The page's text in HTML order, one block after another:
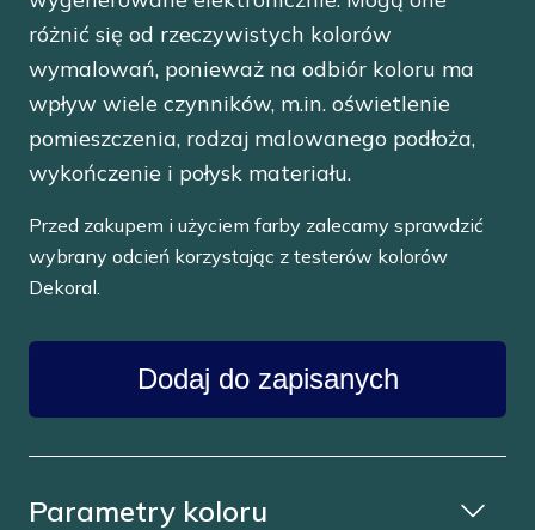
różnić się od rzeczywistych kolorów
wymalowań, ponieważ na odbiór koloru ma
wpływ wiele czynników, m.in. oświetlenie
pomieszczenia, rodzaj malowanego podłoża,
wykończenie i połysk materiału.
Przed zakupem i użyciem farby zalecamy sprawdzić
wybrany odcień korzystając z testerów kolorów
Dekoral.
Dodaj do zapisanych
Parametry koloru